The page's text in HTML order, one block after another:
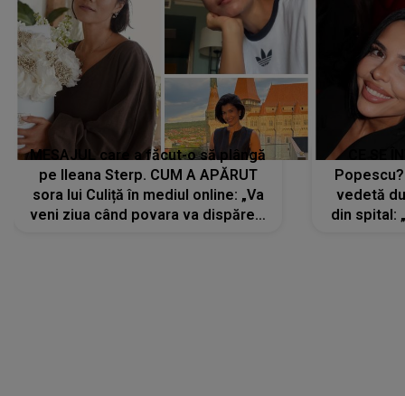
MESAJUL care a făcut-o să plângă
pe Ileana Sterp. CUM A APĂRUT
sora lui Culiță în mediul online: „Va
veni ziua când povara va dispărea,
vedetă
din spital: